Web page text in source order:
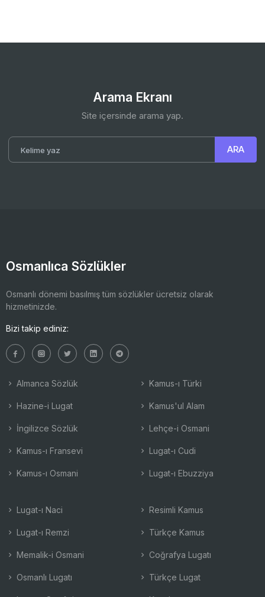
Arama Ekranı
Site içersinde arama yap.
Osmanlıca Sözlükler
Osmanlı dönemi basılmış tüm sözlükler ücretsiz olarak
hizmetinizde.
Bizi takip ediniz:
Almanca Sözlük
Hazine-i Lugat
İngilizce Sözlük
Kamus-ı Fransevi
Kamus-ı Osmani
Kamus-ı Türki
Kamus'ul Alam
Lehçe-i Osmani
Lugat-ı Cudi
Lugat-ı Ebuzziya
Lugat-ı Naci
Lugat-ı Remzi
Memalik-i Osmani
Osmanlı Lugatı
Resimli Kamus
Türkçe Kamus
Coğrafya Lugatı
Türkçe Lugat